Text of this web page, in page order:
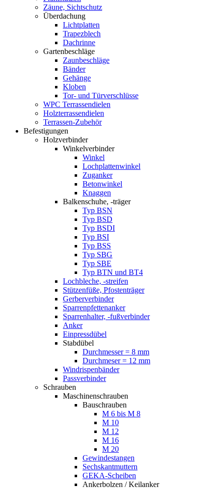
Zäune, Sichtschutz
Überdachung
Lichtplatten
Trapezblech
Dachrinne
Gartenbeschläge
Zaunbeschläge
Bänder
Gehänge
Kloben
Tor- und Türverschlüsse
WPC Terrassendielen
Holzterrassendielen
Terrassen-Zubehör
Befestigungen
Holzverbinder
Winkelverbinder
Winkel
Lochplattenwinkel
Zuganker
Betonwinkel
Knaggen
Balkenschuhe, -träger
Typ BSN
Typ BSD
Typ BSDI
Typ BSI
Typ BSS
Typ SBG
Typ SBE
Typ BTN und BT4
Lochbleche, -streifen
Stützenfüße, Pfostenträger
Gerberverbinder
Sparrenpfettenanker
Sparrenhalter, -fußverbinder
Anker
Einpressdübel
Stabdübel
Durchmesser = 8 mm
Durchmeser = 12 mm
Windrispenbänder
Passverbinder
Schrauben
Maschinenschrauben
Bauschrauben
M 6 bis M 8
M 10
M 12
M 16
M 20
Gewindestangen
Sechskantmuttern
GEKA-Scheiben
Ankerbolzen / Keilanker